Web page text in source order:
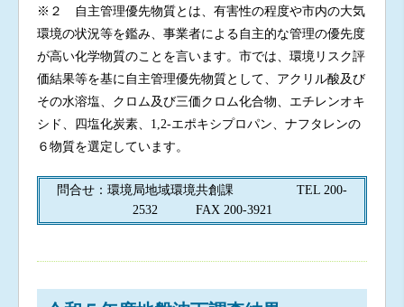
※２ 自主管理優先物質とは、有害性の程度や市内の大気
環境の状況等を鑑み、事業者による自主的な管理の優先度
が高い化学物質のことを言います。市では、環境リスク評
価結果等を基に自主管理優先物質として、アクリル酸及び
その水溶塩、クロム及び三価クロム化合物、エチレンオキ
シド、四塩化炭素、1,2-エポキシプロパン、ナフタレンの
６物質を選定しています。
問合せ：環境局地域環境共創課 TEL 200-
2532 FAX 200-3921